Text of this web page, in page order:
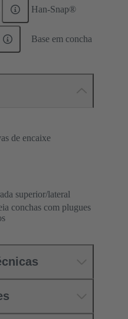
Han-Snap®
Base em concha
de encaixe
superior/lateral
conchas com plugues